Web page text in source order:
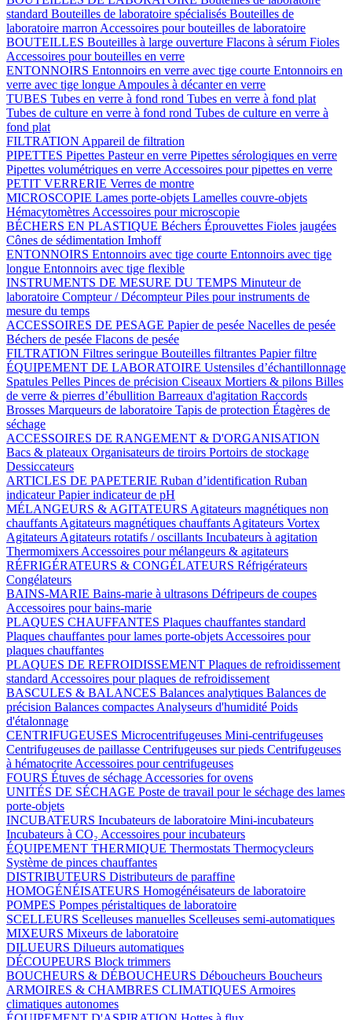
standard Bouteilles de laboratoire spécialisés Bouteilles de
laboratoire marron Accessoires pour bouteilles de laboratoire
BOUTEILLES Bouteilles à large ouverture Flacons à sérum Fioles
Accessoires pour bouteilles en verre
ENTONNOIRS Entonnoirs en verre avec tige courte Entonnoirs en
verre avec tige longue Ampoules à décanter en verre
TUBES Tubes en verre à fond rond Tubes en verre à fond plat
Tubes de culture en verre à fond rond Tubes de culture en verre à
fond plat
FILTRATION Appareil de filtration
PIPETTES Pipettes Pasteur en verre Pipettes sérologiques en verre
Pipettes volumétriques en verre Accessoires pour pipettes en verre
PETIT VERRERIE Verres de montre
MICROSCOPIE Lames porte-objets Lamelles couvre-objets
Hémacytomètres Accessoires pour microscopie
BÉCHERS EN PLASTIQUE Béchers Éprouvettes Fioles jaugées
Cônes de sédimentation Imhoff
ENTONNOIRS Entonnoirs avec tige courte Entonnoirs avec tige
longue Entonnoirs avec tige flexible
INSTRUMENTS DE MESURE DU TEMPS Minuteur de
laboratoire Compteur / DécompteurPiles pour instruments de
mesure du temps
ACCESSOIRES DE PESAGE Papier de pesée Nacelles de pesée
Béchers de pesée Flacons de pesée
FILTRATION Filtres seringue Bouteilles filtrantes Papier filtre
ÉQUIPEMENT DE LABORATOIRE Ustensiles d’échantillonnage
Spatules Pelles Pinces de précision Ciseaux Mortiers & pilons Billes
de verre & pierres d’ébullition Barreaux d'agitation Raccords
Brosses Marqueurs de laboratoire Tapis de protection Étagères de
séchage
ACCESSOIRES DE RANGEMENT & D'ORGANISATION
Bacs & plateaux Organisateurs de tiroirs Portoirs de stockage
Dessiccateurs
ARTICLES DE PAPETERIE Ruban d’identification Ruban
indicateurPapier indicateur de pH
MÉLANGEURS & AGITATEURS Agitateurs magnétiques non
chauffants Agitateurs magnétiques chauffants Agitateurs Vortex
Agitateurs Agitateurs rotatifs / oscillants Incubateurs à agitation
Thermomixers Accessoires pour mélangeurs & agitateurs
RÉFRIGÉRATEURS & CONGÉLATEURS Réfrigérateurs
Congélateurs
BAINS-MARIE Bains-marie à ultrasons Défripeurs de coupes
Accessoires pour bains-marie
PLAQUES CHAUFFANTES Plaques chauffantes standard
Plaques chauffantes pour lames porte-objets Accessoires pour
plaques chauffantes
PLAQUES DE REFROIDISSEMENT Plaques de refroidissement
standard Accessoires pour plaques de refroidissement
BASCULES & BALANCES Balances analytiques Balances de
précision Balances compactes Analyseurs d'humidité Poids
d'étalonnage
CENTRIFUGEUSES Microcentrifugeuses Mini-centrifugeuses
Centrifugeuses de paillasse Centrifugeuses sur pieds Centrifugeuses
à hématocrite Accessoires pour centrifugeuses
FOURS Étuves de séchage Accessories for ovens
UNITÉS DE SÉCHAGE Poste de travail pour le séchage des lames
porte-objets
INCUBATEURS Incubateurs de laboratoire Mini-incubateurs
Incubateurs à CO₂ Accessoires pour incubateurs
ÉQUIPEMENT THERMIQUE Thermostats Thermocycleurs
Système de pinces chauffantes
DISTRIBUTEURS Distributeurs de paraffine
HOMOGÉNÉISATEURS Homogénéisateurs de laboratoire
POMPES Pompes péristaltiques de laboratoire
SCELLEURS Scelleuses manuelles Scelleuses semi-automatiques
MIXEURS Mixeurs de laboratoire
DILUEURS Dilueurs automatiques
DÉCOUPEURS Block trimmers
BOUCHEURS & DÉBOUCHEURS Déboucheurs Boucheurs
ARMOIRES & CHAMBRES CLIMATIQUES Armoires
climatiques autonomes